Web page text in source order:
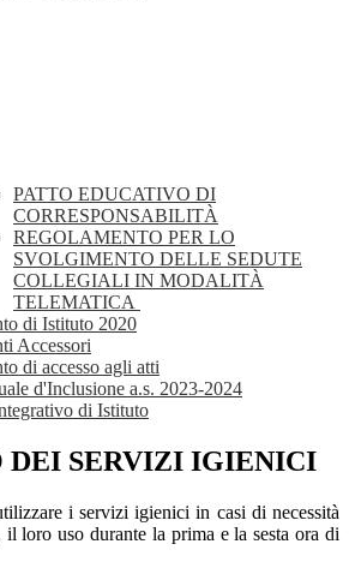
PATTO EDUCATIVO DI
CORRESPONSABILITÀ
REGOLAMENTO PER LO
SVOLGIMENTO DELLE SEDUTE
COLLEGIALI IN MODALITÀ
TELEMATICA
di Istituto 2020
Accessori
di accesso agli atti
d'Inclusione a.s. 2023-2024
di Istituto
DEI SERVIZI IGIENICI
i servizi igienici in casi di necessità
loro uso durante la prima e la sesta ora di